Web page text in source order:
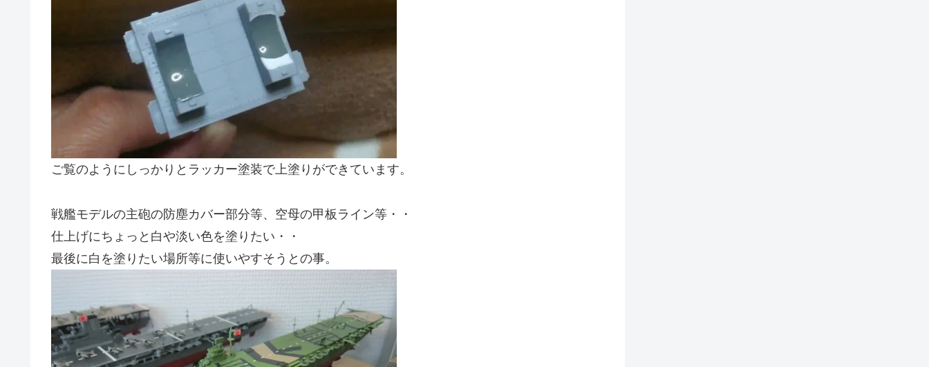
ご覧のようにしっかりとラッカー塗装で上塗りができています。
戦艦モデルの主砲の防塵カバー部分等、空母の甲板ライン等・・
仕上げにちょっと白や淡い色を塗りたい・・
最後に白を塗りたい場所等に使いやすそうとの事。